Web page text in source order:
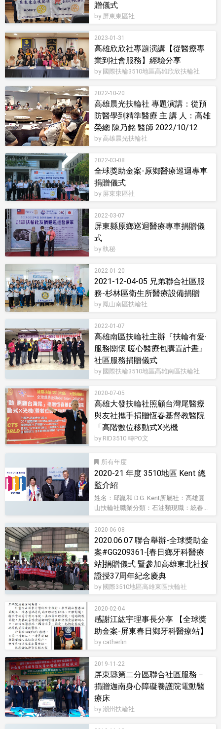
贈儀式
by 屏東東區社
2023-01-31
高雄欣欣社專題演講【從醫療專
業到社會服務】經驗分享
by 國際扶輪3510地區高雄欣欣扶輪社
2022-10-20
高雄晨光扶輪社 專題演講：從預
防醫學到精準醫療 主 講 人：高雄
榮總 陳乃銘 醫師 2022/10/12
by 高雄晨光扶輪社
2022-03-08
全球獎助金案-原鄉醫療巡迴專車
捐贈儀式
by 屏東東區社
2022-03-07
屏東縣原鄉巡迴醫療專車捐贈儀
式
by 執秘
2022-01-20
2021-12-04-05 兄弟聯合社區服
務-杉林區衛生所醫療設備捐贈
by 鳳山南區扶輪社
2022-01-07
高雄南區扶輪社主辦『扶輪有愛‧
服務關懷 暖心醫療包購置計晝』
社區服務捐贈儀式
by 國際扶輪3510地區高雄南區扶輪社
2020-07-05
高雄大發扶輪社照顧台灣尾醫療
與友社攜手捐贈恆春基督教醫院
「高階數位移動式X光機
by RID3510 轉PO文
所有
2020-21 年度 3510地區 Kent 總
監介紹
姓名：邱崑和 D.G. Kent所屬社：高雄圓
山扶輪社職業分類：石油類現職：統春...
2020-06-08
2020.06.07 聯合舉辦-全球獎助金
案#GG209361-[春日鄉牙科醫療
站]捐贈儀式 暨參加高雄東北社授
證授37周年紀念慶典
by 國際3510地區高雄東區扶輪社
2020-02-04
感謝江紘宇理事長分享 【全球獎
助金案-屏東春日鄉牙科醫療站】
by catherlin
2019-11-22
屏東縣第二分區聯合社區服務－
捐贈迦南身心障礙養護院電動醫
療床
by 潮州扶輪社